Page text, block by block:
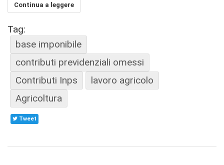
Continua a leggere
Tag:
base imponibile
contributi previdenziali omessi
Contributi Inps
lavoro agricolo
Agricoltura
Tweet